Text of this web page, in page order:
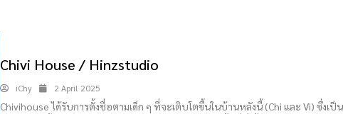
Chivi House / Hinzstudio
iChy 2 April 2025
Chivihouse ได้รับการตั้งชื่อตามเด็ก ๆ ที่จะเติบโตขึ้นในบ้านหลังนี้ (Chi และ Vi) ซึ่งเป็น